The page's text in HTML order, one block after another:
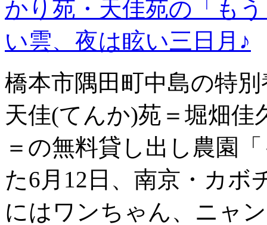
橋本市隅田町中島の特
天佳(てんか)苑＝堀畑
＝の無料貸し出し農園
た6月12日、南京・カボ
にはワンちゃん、ニャ